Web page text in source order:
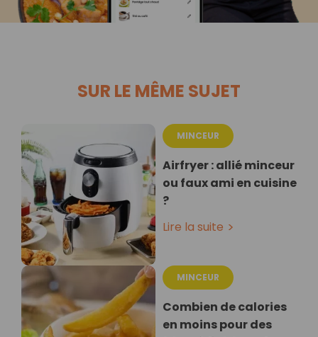
SUR LE MÊME SUJET
MINCEUR
Airfryer : allié minceur
ou faux ami en cuisine
?
Lire la suite
MINCEUR
Combien de calories
en moins pour des